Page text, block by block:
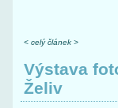
< celý článek >
Výstava
Želiv